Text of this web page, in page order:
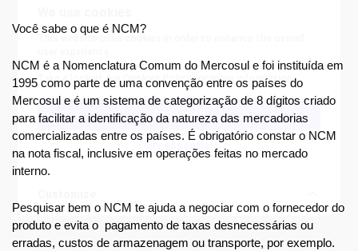
Você sabe o que é NCM?
NCM é a Nomenclatura Comum do Mercosul e foi instituída em
1995 como parte de uma convenção entre os países do
Mercosul e é um sistema de categorização de 8 dígitos criado
para facilitar a identificação da natureza das mercadorias
comercializadas entre os países. É obrigatório constar o NCM
na nota fiscal, inclusive em operações feitas no mercado
interno.
Pesquisar bem o NCM te ajuda a negociar com o fornecedor do
produto e evita o  pagamento de taxas desnecessárias ou
erradas, custos de armazenagem ou transporte, por exemplo.
This website uses cookies in order to enhance the overall
Take a look at our Cookies Policyfor more information.
Accept all
Only essentials